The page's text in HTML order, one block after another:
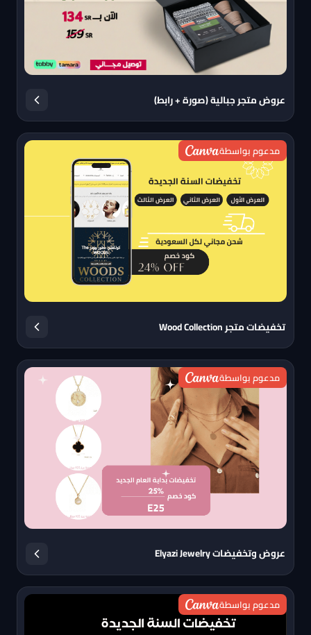
عروض متجر جبالية (صورة + رابط)
مدعوم بواسطة
تخفيضات متجر Wood Collection
مدعوم بواسطة
عروض وتخفيضات Elyazi Jewelry
مدعوم بواسطة